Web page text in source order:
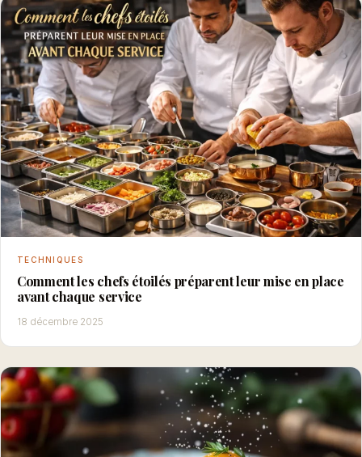
TECHNIQUES
Comment les chefs étoilés préparent leur mise en place
avant chaque service
18 décembre 2025